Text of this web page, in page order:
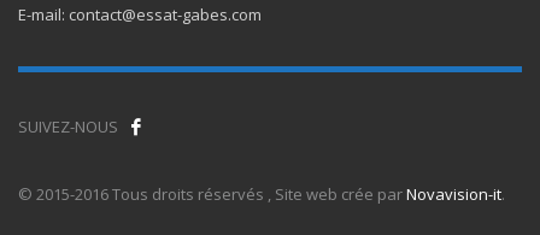
E-mail: contact@essat-gabes.com
SUIVEZ-NOUS
© 2015-2016 Tous droits réservés , Site web crée parNovavision-it.